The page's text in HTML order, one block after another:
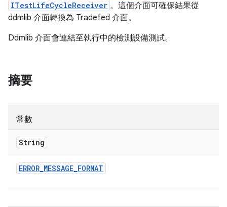
ITestLifeCycleReceiver 。這個介面可確保結果從
ddmlib 介面轉換為 Tradefed 介面。
Ddmlib 介面會連結至執行中的檢測設備測試。
摘要
常數
String
ERROR_MESSAGE_FORMAT